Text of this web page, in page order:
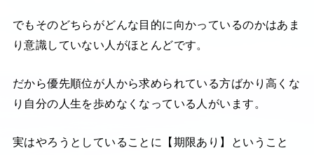
でもそのどちらがどんな目的に向かっているのかはあま
り意識していない人がほとんどです。
だから優先順位が人から求められている方ばかり高くな
り自分の人生を歩めなくなっている人がいます。
実はやろうとしていることに【期限あり】ということ